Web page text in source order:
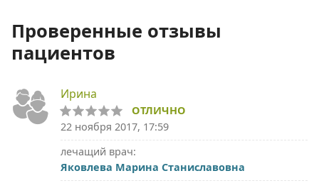
Проверенные отзывы
пациентов
Ирина
ОТЛИЧНО
22 ноября 2017, 17:59
лечащий врач:
Яковлева Марина Станиславовна